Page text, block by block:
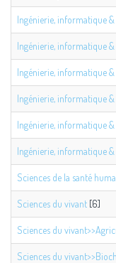
Ingénierie, informatique
Ingénierie, informatique
Ingénierie, informatique
Ingénierie, informatique
Ingénierie, informatique
Ingénierie, informatique
Sciences de la santé
Sciences du vivant [6]
Sciences du
Sciences du